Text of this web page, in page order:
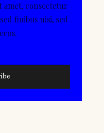
consectetur
finibus nisi, sed